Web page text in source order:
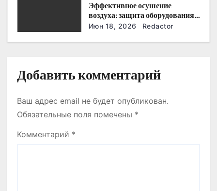
я
Эффективное осушение
воздуха: защита оборудования
и производства
Июн 18, 2026 Redactor
Добавить комментарий
Ваш адрес email не будет опубликован.
Обязательные поля помечены *
Комментарий *